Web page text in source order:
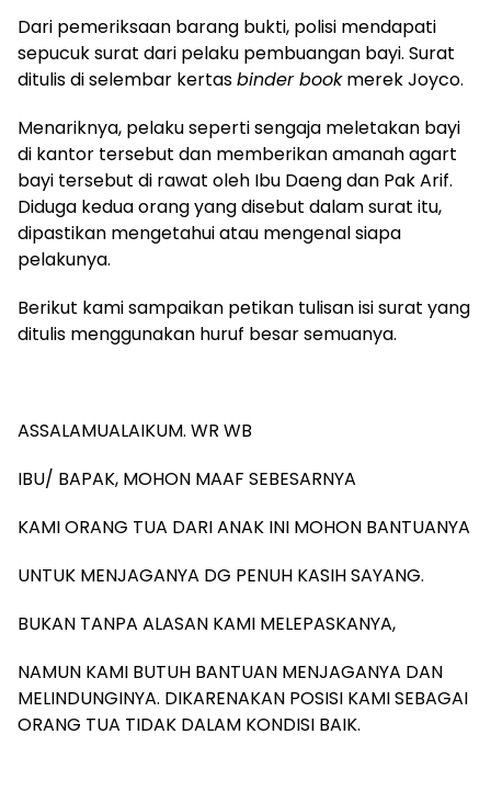
Dari pemeriksaan barang bukti, polisi mendapati
sepucuk surat dari pelaku pembuangan bayi. Surat
ditulis di selembar kertasbinder bookmerek Joyco.
Menariknya, pelaku seperti sengaja meletakan bayi
di kantor tersebut dan memberikan amanah agart
bayi tersebut di rawat oleh Ibu Daeng dan Pak Arif.
Diduga kedua orang yang disebut dalam surat itu,
dipastikan mengetahui atau mengenal siapa
pelakunya.
Berikut kami sampaikan petikan tulisan isi surat yang
ditulis menggunakan huruf besar semuanya.
ASSALAMUALAIKUM. WR WB
IBU/ BAPAK, MOHON MAAF SEBESARNYA
KAMI ORANG TUA DARI ANAK INI MOHON BANTUANYA
UNTUK MENJAGANYA DG PENUH KASIH SAYANG.
BUKAN TANPA ALASAN KAMI MELEPASKANYA,
NAMUN KAMI BUTUH BANTUAN MENJAGANYA DAN
MELINDUNGINYA. DIKARENAKAN POSISI KAMI SEBAGAI
ORANG TUA TIDAK DALAM KONDISI BAIK.